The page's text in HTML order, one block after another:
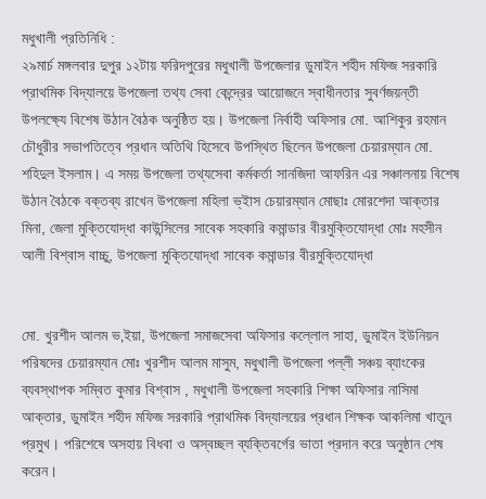
মধুখালী প্রতিনিধি :
২৯মার্চ মঙ্গলবার দুপুর ১২টায় ফরিদপুরের মধুখালী উপজেলার ডুমাইন শহীদ মফিজ সরকারি
প্রাথমিক বিদ্যালয়ে উপজেলা তথ্য সেবা কেন্দ্রের আয়োজনে স্বাধীনতার সুবর্ণজয়ন্তী
উপলক্ষ্যে বিশেষ উঠান বৈঠক অনুষ্ঠিত হয়। উপজেলা নির্বাহী অফিসার মো. আশিকুর রহমান
চৌধুরীর সভাপতিত্বে প্রধান অতিথি হিসেবে উপস্থিত ছিলেন উপজেলা চেয়ারম্যান মো.
শহিদুল ইসলাম। এ সময় উপজেলা তথ্যসেবা কর্মকর্তা সানজিদা আফরিন এর সঞ্চালনায় বিশেষ
উঠান বৈঠকে বক্তব্য রাখেন উপজেলা মহিলা ভ্ইাস চেয়ারম্যান মোছাঃ মোরশেদা আক্তার
মিনা, জেলা মুক্তিযোদ্ধা কাউন্সিলের সাবেক সহকারি কমান্ডার বীরমুক্তিযোদ্ধা মোঃ মহসীন
আলী বিশ্বাস বাচ্চু, উপজেলা মুক্তিযোদ্ধা সাবেক কমান্ডার বীরমুক্তিযোদ্ধা
মো. খুরশীদ আলম ভ‚ইয়া, উপজেলা সমাজসেবা অফিসার কল্লোল সাহা, ডুমাইন ইউনিয়ন
পরিষদের চেয়ারম্যান মোঃ খুরশীদ আলম মাসুম, মধুখালী উপজেলা পল্লী সঞ্চয় ব্যাংকের
ব্যবস্থাপক সম্বিত কুমার বিশ্বাস , মধুখালী উপজেলা সহকারি শিক্ষা অফিসার নাসিমা
আক্তার, ডুমাইন শহীদ মফিজ সরকারি প্রাথমিক বিদ্যালয়ের প্রধান শিক্ষক আকলিমা খাতুন
প্রমুখ। পরিশেষে অসহায় বিধবা ও অস্বচ্ছল ব্যক্তিবর্গের ভাতা প্রদান করে অনুষ্ঠান শেষ
করেন।